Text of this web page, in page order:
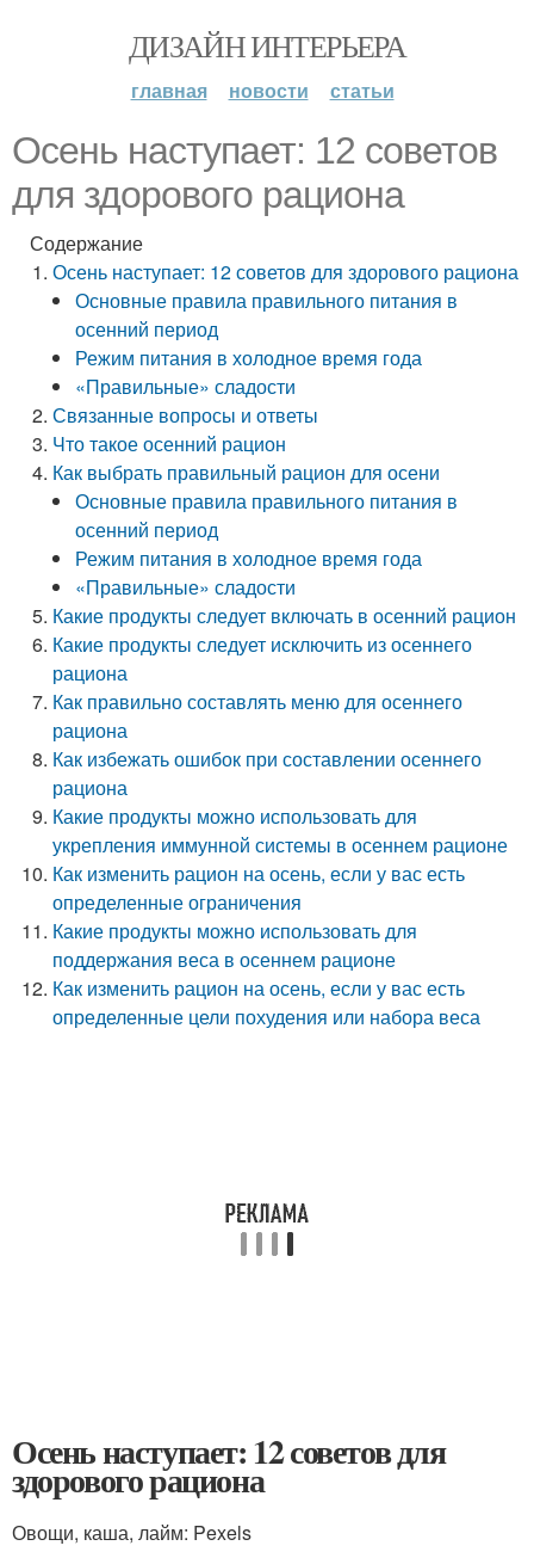
ДИЗАЙН ИНТЕРЬЕРА
главная новости статьи
Осень наступает: 12 советов
для здорового рациона
Содержание
Осень наступает: 12 советов для здорового рациона
Основные правила правильного питания в
осенний период
Режим питания в холодное время года
«Правильные» сладости
Связанные вопросы и ответы
Что такое осенний рацион
Как выбрать правильный рацион для осени
Основные правила правильного питания в
осенний период
Режим питания в холодное время года
«Правильные» сладости
Какие продукты следует включать в осенний рацион
Какие продукты следует исключить из осеннего
рациона
Как правильно составлять меню для осеннего
рациона
Как избежать ошибок при составлении осеннего
рациона
Какие продукты можно использовать для
укрепления иммунной системы в осеннем рационе
Как изменить рацион на осень, если у вас есть
определенные ограничения
Какие продукты можно использовать для
поддержания веса в осеннем рационе
Как изменить рацион на осень, если у вас есть
определенные цели похудения или набора веса
Осень наступает: 12 советов для
здорового рациона
Овощи, каша, лайм: Pexels